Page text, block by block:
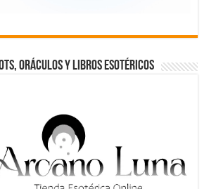
ORÁCULOS Y LIBROS ESOTÉRICOS